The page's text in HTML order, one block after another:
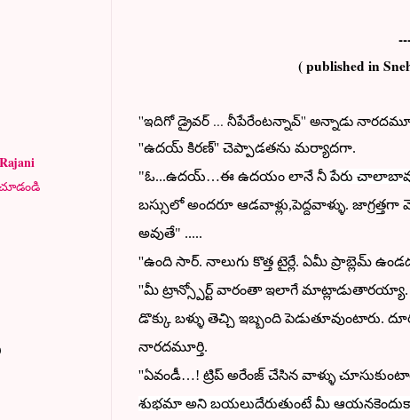
( published in Sneha,
''ఇదిగో డ్రైవర్ ... నీపేరేంటన్నావ్'' అన్నాడు
''ఉదయ్ కిరణ్'' చెప్పాడతను మర్యాదగా.
"ఓ...ఉదయ్…ఈ ఉదయం లానే నీపేరు చాలా
బస్సులో అందరూ ఆడవాళ్లు,పెద్దవాళ్ళు. జాగ్రత్తగా
అవుతే" .....
''ఉంది సార్. నాలుగు కొత్త టైర్లే. ఏమీ ప్రాబ్లెమ్
''మీ ట్రాన్స్పోర్ట్ వారంతా ఇలాగే మాట్లాడుతారయ్యా.
డొక్కు బళ్ళు తెచ్చి ఇబ్బంది పెడుతూవుంటారు.
నారదమూర్తి.
''ఏవండీ…! ట్రిప్ అరేంజ్ చేసిన వాళ్ళు
శుభమా అని బయలుదేరుతుంటే మీ ఆయనకెందుకా